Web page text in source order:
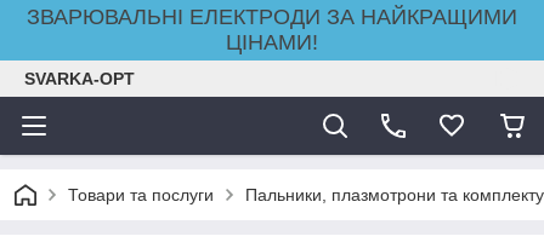
ЗВАРЮВАЛЬНІ ЕЛЕКТРОДИ ЗА НАЙКРАЩИМИ
ЦІНАМИ!
SVARKA-OPT
Товари та послуги Пальники, плазмотрони та